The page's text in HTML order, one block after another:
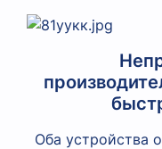
Оба устройства